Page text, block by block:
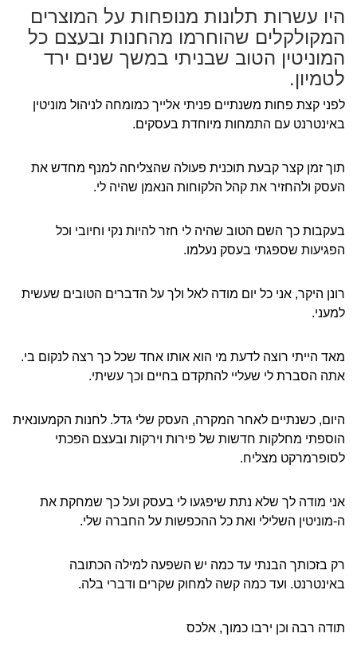
היו עשרות תלונות מנופחות על המוצרים
המקולקלים שהוחרמו מהחנות ובעצם כל
המוניטין הטוב שבניתי במשך שנים ירד
לטמיון.
לפני קצת פחות משנתיים פניתי אלייך כמומחה לניהול מוניטין
באינטרנט עם התמחות מיוחדת בעסקים.
תוך זמן קצר קבעת תוכנית פעולה שהצליחה למנף מחדש את
העסק ולהחזיר את קהל הלקוחות הנאמן שהיה לי.
בעקבות כך השם הטוב שהיה לי חזר להיות נקי וחיובי וכל
הפגיעות שספגתי בעסק נעלמו.
רונן היקר, אני כל יום מודה לאל ולך על הדברים הטובים שעשית
למעני.
מאד הייתי רוצה לדעת מי הוא אותו אחד שכל כך רצה לנקום בי.
אתה הסברת לי שעליי להתקדם בחיים וכך עשיתי.
היום, כשנתיים לאחר המקרה, העסק שלי גדל. לחנות הקמעונאית
הוספתי מחלקות חדשות של פירות וירקות ובעצם הפכתי
לסופרמרקט מצליח.
אני מודה לך שלא נתת שיפגעו לי בעסק ועל כך שמחקת את
ה-מוניטין השלילי ואת כל ההכפשות על החברה שלי.
רק בזכותך הבנתי עד כמה יש השפעה למילה הכתובה
באינטרנט. ועד כמה קשה למחוק שקרים ודברי בלה.
תודה רבה וכן ירבו כמוך, אלכס